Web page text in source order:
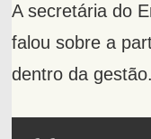
A secretária do
falou sobre a
dentro da gestão.